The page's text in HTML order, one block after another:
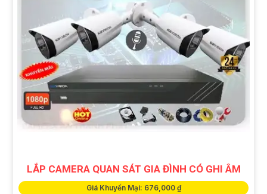
LẮP CAMERA QUAN SÁT GIA ĐÌNH CÓ GHI ÂM
Giá Khuyến Mại: 676,000 ₫